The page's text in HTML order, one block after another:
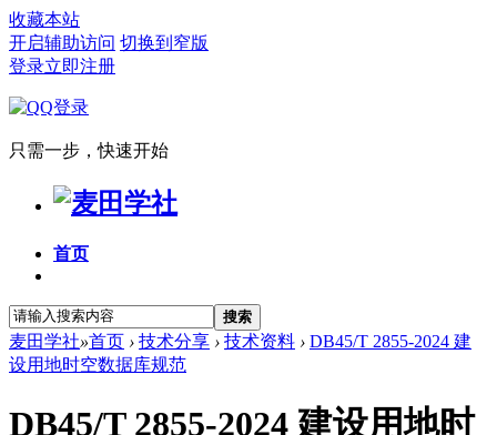
收藏本站
开启辅助访问 切换到窄版
登录立即注册
只需一步，快速开始
首页
搜索
麦田学社»首页 › 技术分享 › 技术资料 › DB45/T 2855-2024 建
设用地时空数据库规范
DB45/T 2855-2024 建设用地时